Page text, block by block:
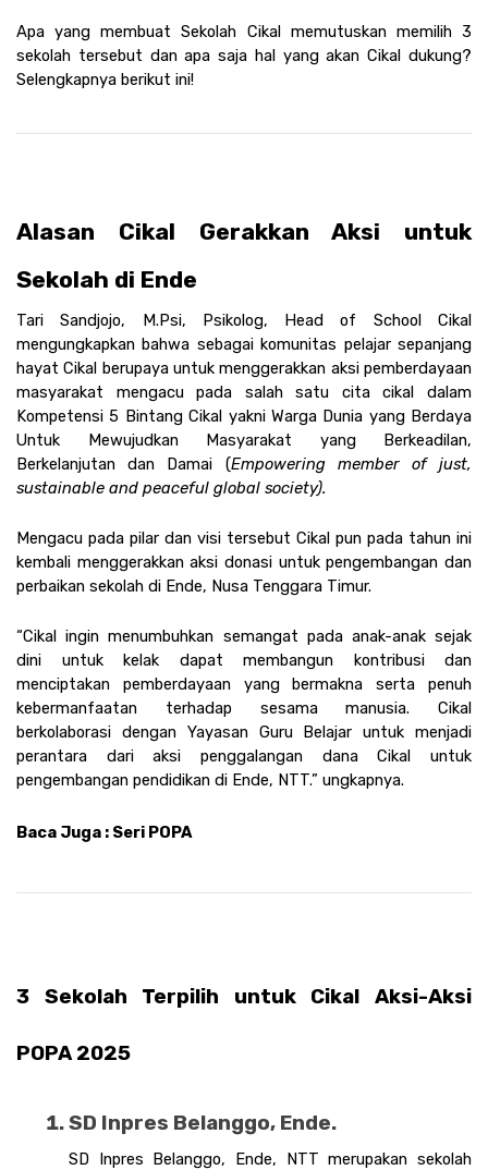
Apa yang membuat Sekolah Cikal memutuskan memilih 3
sekolah tersebut dan apa saja hal yang akan Cikal dukung?
Selengkapnya berikut ini!
Alasan Cikal Gerakkan Aksi untuk
Sekolah di Ende
Tari Sandjojo, M.Psi, Psikolog, Head of School Cikal
mengungkapkan bahwa sebagai komunitas pelajar sepanjang
hayat Cikal berupaya untuk menggerakkan aksi pemberdayaan
masyarakat mengacu pada salah satu cita cikal dalam
Kompetensi 5 Bintang Cikal yakni Warga Dunia yang Berdaya
Untuk Mewujudkan Masyarakat yang Berkeadilan,
Berkelanjutan dan Damai (Empowering member of just,
sustainable and peaceful global society).
Mengacu pada pilar dan visi tersebut Cikal pun pada tahun ini
kembali menggerakkan aksi donasi untuk pengembangan dan
perbaikan sekolah di Ende, Nusa Tenggara Timur.
“Cikal ingin menumbuhkan semangat pada anak-anak sejak
dini untuk kelak dapat membangun kontribusi dan
menciptakan pemberdayaan yang bermakna serta penuh
kebermanfaatan terhadap sesama manusia. Cikal
berkolaborasi dengan Yayasan Guru Belajar untuk menjadi
perantara dari aksi penggalangan dana Cikal untuk
pengembangan pendidikan di Ende, NTT.” ungkapnya.
Baca Juga : Seri POPA
3 Sekolah Terpilih untuk Cikal Aksi-Aksi
POPA 2025
SD Inpres Belanggo, Ende.
SD Inpres Belanggo, Ende, NTT merupakan sekolah